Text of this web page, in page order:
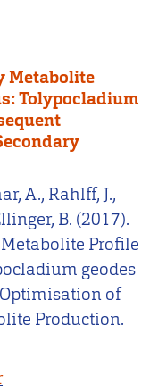
Metabolite
Tolypocladium
A., Rahlff, J.,
B. (2017).
Profile
geodes
of
Production.